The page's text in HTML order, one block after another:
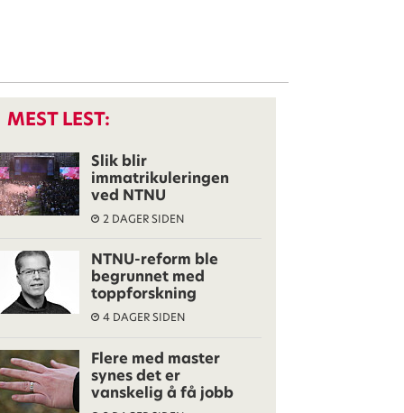
MEST LEST:
Slik blir
immatrikuleringen
ved NTNU
2 DAGER SIDEN
NTNU-reform ble
begrunnet med
toppforskning
4 DAGER SIDEN
Flere med master
synes det er
vanskelig å få jobb